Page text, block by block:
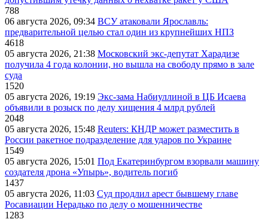
788
06 августа 2026, 09:34 ВСУ атаковали Ярославль:
предварительной целью стал один из крупнейших НПЗ
4618
05 августа 2026, 21:38 Московский экс-депутат Харадизе
получила 4 года колонии, но вышла на свободу прямо в зале
суда
1520
05 августа 2026, 19:19 Экс-зама Набиуллиной в ЦБ Исаева
объявили в розыск по делу хищения 4 млрд рублей
2048
05 августа 2026, 15:48 Reuters: КНДР может разместить в
России ракетное подразделение для ударов по Украине
1549
05 августа 2026, 15:01 Под Екатеринбургом взорвали машину
создателя дрона «Упырь», водитель погиб
1437
05 августа 2026, 11:03 Суд продлил арест бывшему главе
Росавиации Нерадько по делу о мошенничестве
1283